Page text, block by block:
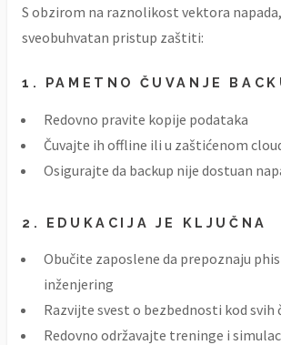
S obzirom na raznolikost vektora
sveobuhvatan pristup zaštiti:
1. PAMETNO ČUVANJE
Redovno pravite kopije podataka
Čuvajte ih offline ili u zaštićenom
Osigurajte da backup nije dostuan
2. EDUKACIJA JE KLJUČNA
Obučite zaposlene da prepoznaju
inženjering
Razvijte svest o bezbednosti kod svih
Redovno održavajte treninge i